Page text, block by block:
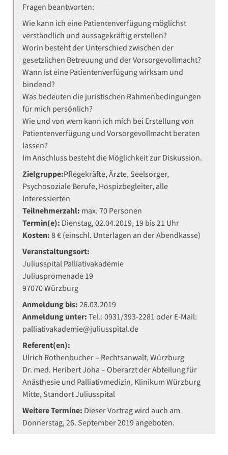
Fragen beantworten:
Wie kann ich eine Patientenverfügung möglichst
verständlich und aussagekräftig erstellen?
Worin besteht der Unterschied zwischen der
gesetzlichen Betreuung und der Vorsorgevollmacht?
Wann ist eine Patientenverfügung wirksam und
bindend?
Was bedeuten die juristischen Rahmenbedingungen
für mich persönlich?
Wie und von wem kann ich mich bei Erstellung von
Patientenverfügung und Vorsorgevollmacht beraten
lassen?
Im Anschluss besteht die Möglichkeit zur Diskussion.
Zielgruppe:Pflegekräfte, Ärzte, Seelsorger,
Psychosoziale Berufe, Hospizbegleiter, alle
Interessierten
Teilnehmerzahl: max. 70 Personen
Termin(e): Dienstag, 02.04.2019, 19 bis 21 Uhr
Kosten: 8 € (einschl. Unterlagen an der Abendkasse)
Veranstaltungsort:
Juliusspital Palliativakademie
Juliuspromenade 19
97070 Würzburg
Anmeldung bis: 26.03.2019
Anmeldung unter: Tel.: 0931/393-2281 oder E-Mail:
palliativakademie@juliusspital.de
Referent(en):
Ulrich Rothenbucher – Rechtsanwalt, Würzburg
Dr. med. Heribert Joha – Oberarzt der Abteilung für
Anästhesie und Palliativmedizin, Klinikum Würzburg
Mitte, Standort Juliusspital
Weitere Termine: Dieser Vortrag wird auch am
Donnerstag, 26. September 2019 angeboten.